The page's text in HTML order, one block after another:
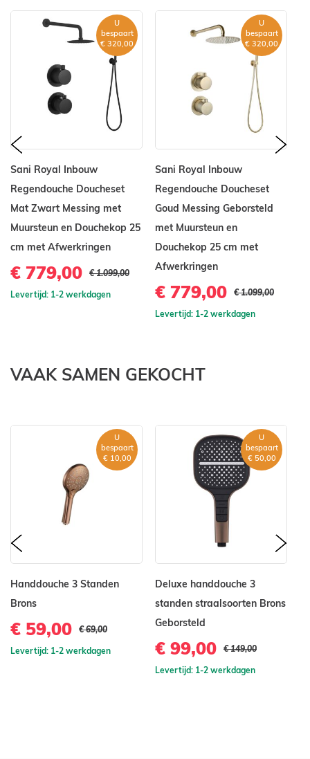
Doucheset brons Doucheset messing
Inbouw regendouche Douchekraan brons
Douchekraan messing
Regendouche met thermostaatkraan
Inbouw douchekraan
Regendouche
Sani Royal Inbouw
Regendouche Doucheset
Mat Zwart Messing met
Muursteun en Douchekop 25
cm met Afwerkringen
U
bespaart
€ 320,00
€ 779,00 € 1.099,00
Levertijd: 1-2 werkdagen
Sani Royal Inbouw
Regendouche Doucheset
Goud Messing Geborsteld
met Muursteun en
Douchekop 25 cm met
Afwerkringen
U
bespaart
€ 320,00
€ 779,00 € 1.099,00
Levertijd: 1-2 werkdagen
VAAK SAMEN GEKOCHT
Handdouche 3 Standen
Brons
U
bespaart
€ 10,00
€ 59,00 € 69,00
Levertijd: 1-2 werkdagen
Deluxe handdouche 3
standen straalsoorten Brons
Geborsteld
U
bespaart
€ 50,00
€ 99,00 € 149,00
Levertijd: 1-2 werkdagen